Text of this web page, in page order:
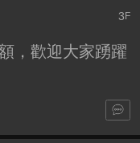
3 F
，歡迎大家踴躍